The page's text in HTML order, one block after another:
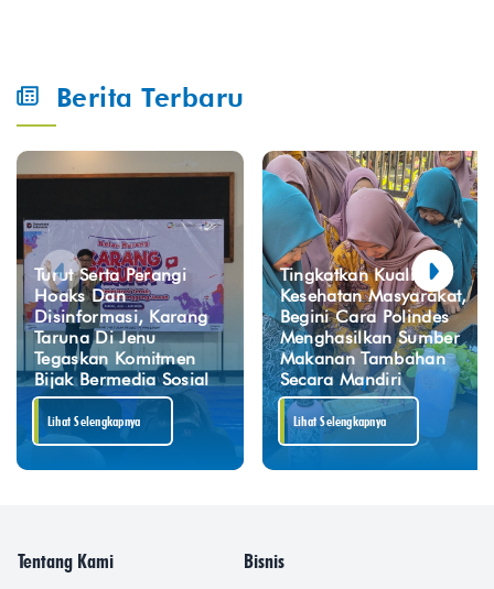
Berita Terbaru
Turut Serta Perangi
Hoaks Dan
Disinformasi, Karang
Taruna Di Jenu
Tegaskan Komitmen
Bijak Bermedia Sosial
Lihat Selengkapnya
Tingkatkan Kualitas
Kesehatan Masyarakat,
Begini Cara Polindes
Menghasilkan Sumber
Makanan Tambahan
Secara Mandiri
Lihat Selengkapnya
Tentang Kami Bisnis